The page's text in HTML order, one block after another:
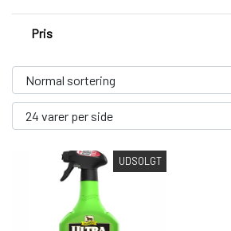
Børn
Hund
Kat
Pris
UDSOLGT